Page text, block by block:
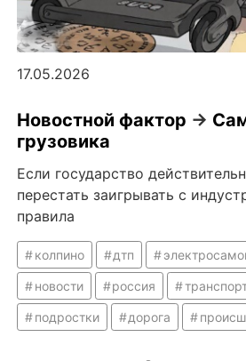
17.05.2026
Новостной фактор →
грузовика
Если государство
перестать заигрывать с
правила
колпино дтп
новости россия
подростки дорога